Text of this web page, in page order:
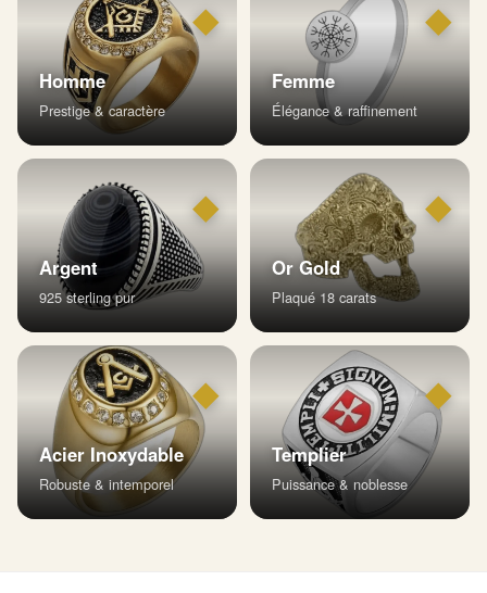
◆
Homme
Prestige & caractère
◆
Femme
Élégance & raffinement
◆
Argent
925 sterling pur
◆
Or Gold
Plaqué 18 carats
◆
Acier Inoxydable
Robuste & intemporel
◆
Templier
Puissance & noblesse